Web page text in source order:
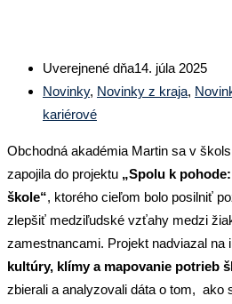
Uverejnené dňa14. júla 2025
Novinky, Novinky z kraja,
kariérové
Obchodná akadémia Martin sa v
zapojila do projektu „Spolu k
škole“, ktorého cieľom bolo posilniť
zlepšiť medziľudské vzťahy medzi
zamestnancami. Projekt nadviazal na
kultúry, klímy a mapovanie potrieb
zbierali a analyzovali dáta o tom, ako